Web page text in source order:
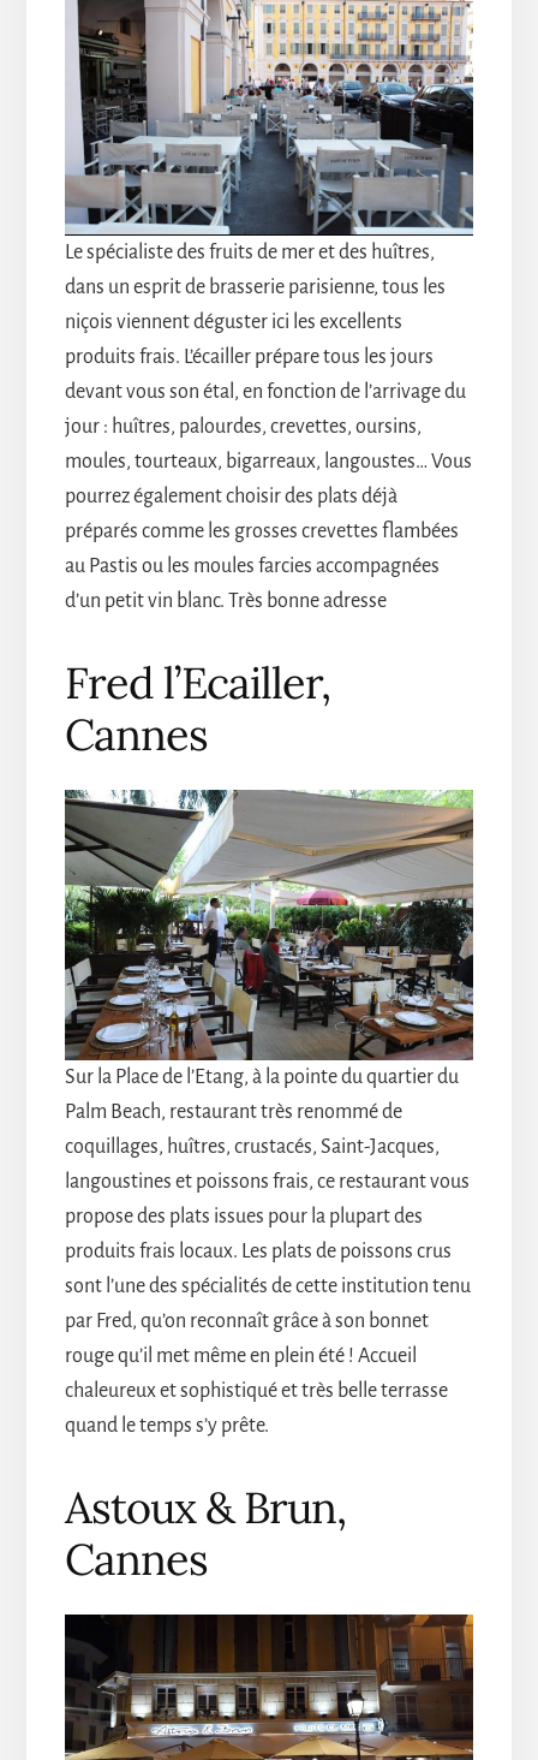
Le spécialiste des fruits de mer et des huîtres,
dans un esprit de brasserie parisienne, tous les
niçois viennent déguster ici les excellents
produits frais. L’écailler prépare tous les jours
devant vous son étal, en fonction de l’arrivage du
jour : huîtres, palourdes, crevettes, oursins,
moules, tourteaux, bigarreaux, langoustes… Vous
pourrez également choisir des plats déjà
préparés comme les grosses crevettes flambées
au Pastis ou les moules farcies accompagnées
d’un petit vin blanc. Très bonne adresse
Fred l’Ecailler,
Cannes
Sur la Place de l’Etang, à la pointe du quartier du
Palm Beach, restaurant très renommé de
coquillages, huîtres, crustacés, Saint-Jacques,
langoustines et poissons frais, ce restaurant vous
propose des plats issues pour la plupart des
produits frais locaux. Les plats de poissons crus
sont l’une des spécialités de cette institution tenu
par Fred, qu’on reconnaît grâce à son bonnet
rouge qu’il met même en plein été ! Accueil
chaleureux et sophistiqué et très belle terrasse
quand le temps s’y prête.
Astoux & Brun,
Cannes